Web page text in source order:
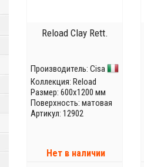
Reload Clay Rett.
Производитель: Cisa
Коллекция: Reload
Размер: 600x1200 мм
Поверхность: матовая
Артикул: 12902
Нет в наличии